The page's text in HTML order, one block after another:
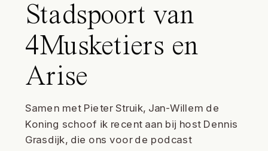
Stadspoort van
4Musketiers en
Arise
Samen met Pieter Struik, Jan-Willem de
Koning schoof ik recent aan bij host Dennis
Grasdijk, die ons voor de podcast